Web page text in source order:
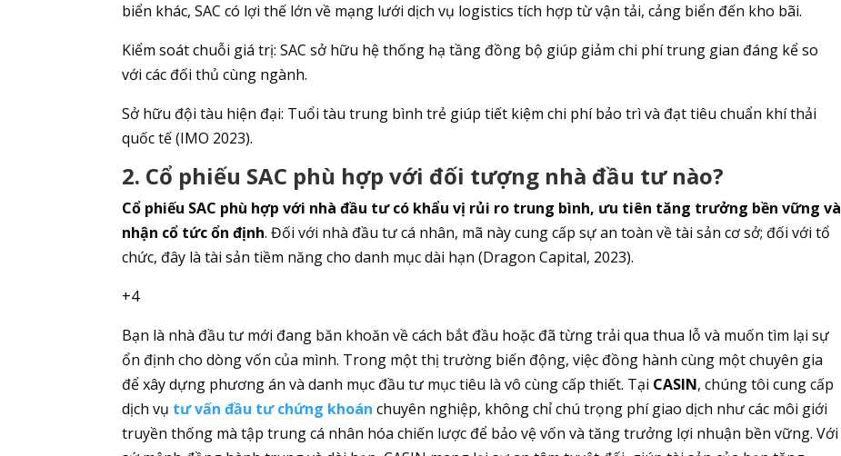
biển khác, SAC có lợi thế lớn về mạng lưới dịch vụ logistics tích hợp từ vận tải, cảng biển đến kho bãi.
Kiểm soát chuỗi giá trị: SAC sở hữu hệ thống hạ tầng đồng bộ giúp giảm chi phí trung gian đáng kể so
với các đối thủ cùng ngành.
Sở hữu đội tàu hiện đại: Tuổi tàu trung bình trẻ giúp tiết kiệm chi phí bảo trì và đạt tiêu chuẩn khí thải
quốc tế (IMO 2023).
2. Cổ phiếu SAC phù hợp với đối tượng nhà đầu tư nào?
Cổ phiếu SAC phù hợp với nhà đầu tư có khẩu vị rủi ro trung bình, ưu tiên tăng trưởng bền vững và
nhận cổ tức ổn định. Đối với nhà đầu tư cá nhân, mã này cung cấp sự an toàn về tài sản cơ sở; đối với tổ
chức, đây là tài sản tiềm năng cho danh mục dài hạn (Dragon Capital, 2023).
+4
Bạn là nhà đầu tư mới đang băn khoăn về cách bắt đầu hoặc đã từng trải qua thua lỗ và muốn tìm lại sự
ổn định cho dòng vốn của mình. Trong một thị trường biến động, việc đồng hành cùng một chuyên gia
để xây dựng phương án và danh mục đầu tư mục tiêu là vô cùng cấp thiết. Tại CASIN, chúng tôi cung cấp
dịch vụ tư vấn đầu tư chứng khoán chuyên nghiệp, không chỉ chú trọng phí giao dịch như các môi giới
truyền thống mà tập trung cá nhân hóa chiến lược để bảo vệ vốn và tăng trưởng lợi nhuận bền vững. Với